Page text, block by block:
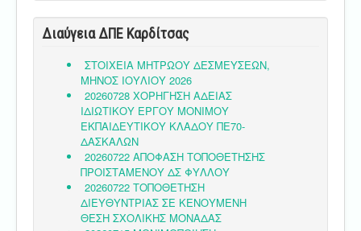
Διαύγεια ΔΠΕ Καρδίτσας